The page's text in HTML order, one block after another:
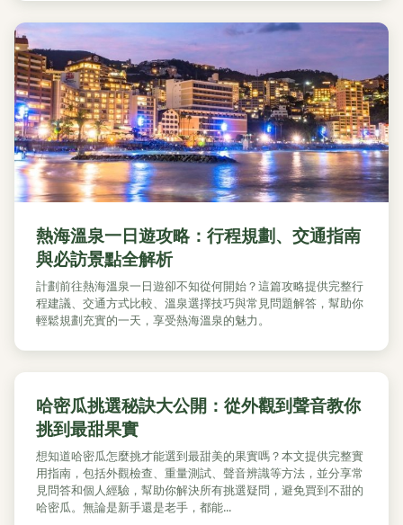
熱海溫泉一日遊攻略：行程規劃、交通指南
與必訪景點全解析
計劃前往熱海溫泉一日遊卻不知從何開始？這篇攻略提供完整行
程建議、交通方式比較、溫泉選擇技巧與常見問題解答，幫助你
輕鬆規劃充實的一天，享受熱海溫泉的魅力。
哈密瓜挑選秘訣大公開：從外觀到聲音教你
挑到最甜果實
想知道哈密瓜怎麼挑才能選到最甜美的果實嗎？本文提供完整實
用指南，包括外觀檢查、重量測試、聲音辨識等方法，並分享常
見問答和個人經驗，幫助你解決所有挑選疑問，避免買到不甜的
哈密瓜。無論是新手還是老手，都能...